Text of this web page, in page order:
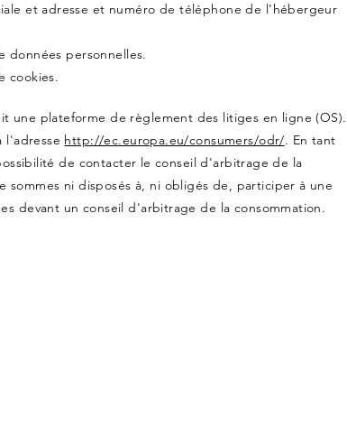
et adresse et numéro de téléphone de l'hébergeur
données personnelles.
cookies.
une plateforme de règlement des litiges en ligne (OS).
l'adresse http://ec.europa.eu/consumers/odr/. En tant
de contacter le conseil d'arbitrage de la
sommes ni disposés à, ni obligés de, participer à une
devant un conseil d'arbitrage de la consommation.